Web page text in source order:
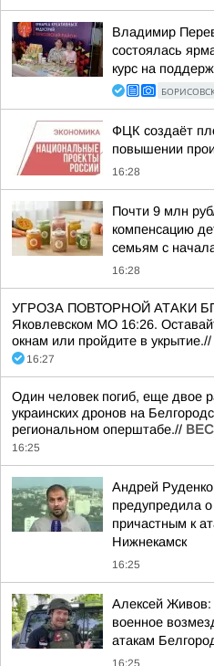
Владимир
состоялась
курс на
ФЦК создаёт
повышении
16:28
Почти 9 млн
компенсацию
семьям с
16:28
УГРОЗА ПОВТОРНОЙ АТАКИ
Яковлевском МО 16:26.
окнам или пройдите в укрытие.//
16:27
Один человек погиб, еще двое
украинских дронов на
региональном оперштабе.//
16:25
Андрей
предупредила
причастным к
Нижнекамск
16:25
Алексей
военное
атакам
16:25